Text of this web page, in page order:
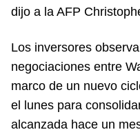
dijo a la AFP
Los inversores
negociaciones entre
marco de un nuevo
el lunes para
alcanzada hace un